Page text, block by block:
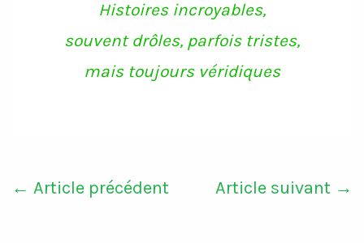
m
Histoires incroyables,
souvent drôles, parfois tristes,
mais toujours véridiques
← Article précédent Article suivant →